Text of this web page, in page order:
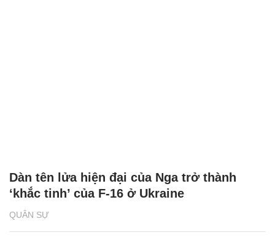
QUÂN SỰ
Dàn tên lửa hiện đại của Nga trở thành
‘khắc tinh’ của F-16 ở Ukraine